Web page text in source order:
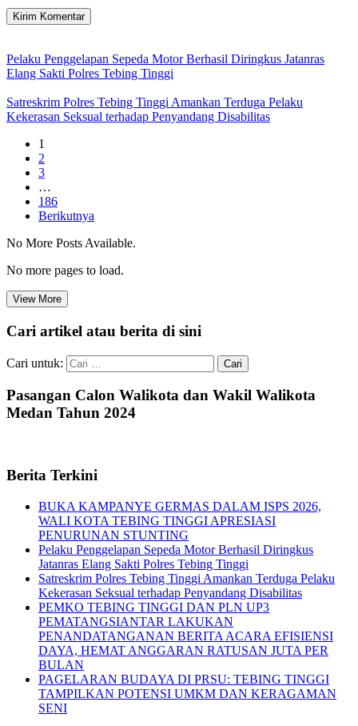
Pelaku Penggelapan Sepeda Motor Berhasil Diringkus Jatanras
Elang Sakti Polres Tebing Tinggi
Satreskrim Polres Tebing Tinggi Amankan Terduga Pelaku
Kekerasan Seksual terhadap Penyandang Disabilitas
1
2
3
…
186
Berikutnya
No More Posts Available.
No more pages to load.
View More
Cari artikel atau berita di sini
Cari untuk:
Pasangan Calon Walikota dan Wakil Walikota
Medan Tahun 2024
Berita Terkini
BUKA KAMPANYE GERMAS DALAM ISPS 2026,
WALI KOTA TEBING TINGGI APRESIASI
PENURUNAN STUNTING
Pelaku Penggelapan Sepeda Motor Berhasil Diringkus
Jatanras Elang Sakti Polres Tebing Tinggi
Satreskrim Polres Tebing Tinggi Amankan Terduga Pelaku
Kekerasan Seksual terhadap Penyandang Disabilitas
PEMKO TEBING TINGGI DAN PLN UP3
PEMATANGSIANTAR LAKUKAN
PENANDATANGANAN BERITA ACARA EFISIENSI
DAYA, HEMAT ANGGARAN RATUSAN JUTA PER
BULAN
PAGELARAN BUDAYA DI PRSU: TEBING TINGGI
TAMPILKAN POTENSI UMKM DAN KERAGAMAN
SENI